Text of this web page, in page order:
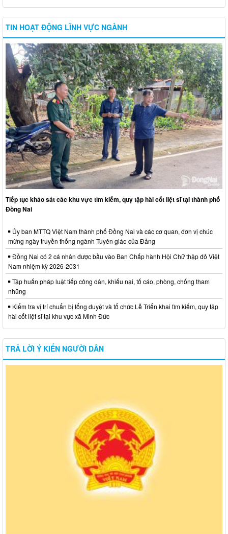
TIN HOẠT ĐỘNG LĨNH VỰC NGÀNH
Tiếp tục khảo sát các khu vực tìm kiếm, quy tập hài cốt liệt sĩ tại thành phố
Đồng Nai
Ủy ban MTTQ Việt Nam thành phố Đồng Nai và các cơ quan, đơn vị chúc
mừng ngày truyền thống ngành Tuyên giáo của Đảng
Đồng Nai có 2 cá nhân được bầu vào Ban Chấp hành Hội Chữ thập đỏ Việt
Nam nhiệm kỳ 2026-2031
Tập huấn pháp luật tiếp công dân, khiếu nại, tố cáo, phòng, chống tham
nhũng
Kiểm tra vị trí chuẩn bị tổng duyệt và tổ chức Lễ Triển khai tìm kiếm, quy tập
hài cốt liệt sĩ tại khu vực xã Minh Đức
TRẢ LỜI Ý KIẾN NGƯỜI DÂN